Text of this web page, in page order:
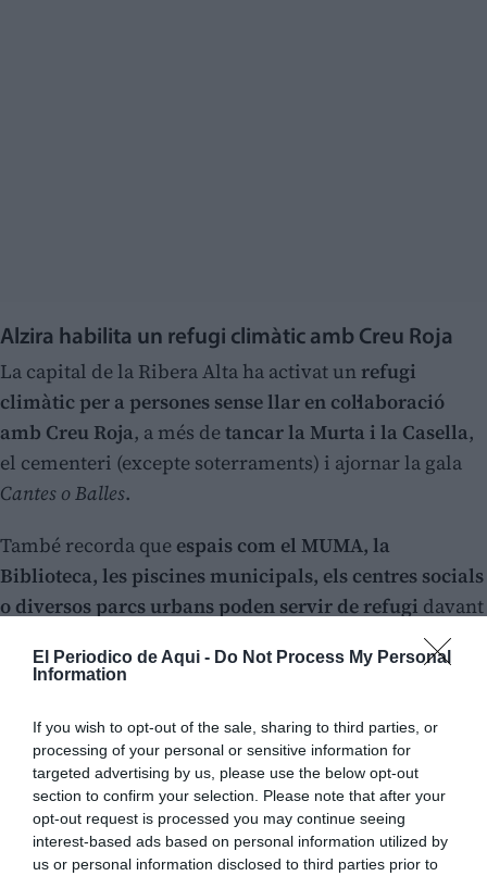
El Periodico de Aqui - Do Not Process My Personal
Information
If you wish to opt-out of the sale, sharing to third parties, or
processing of your personal or sensitive information for
targeted advertising by us, please use the below opt-out
section to confirm your selection. Please note that after your
opt-out request is processed you may continue seeing
interest-based ads based on personal information utilized by
us or personal information disclosed to third parties prior to
Alzira habilita un refugi climàtic amb Creu Roja
La capital de la Ribera Alta ha activat unrefugi
climàtic per a persones sense llar en col·laboració
amb Creu Roja, a més detancar la Murta i la Casella,
el cementeri (excepte soterraments) i ajornar la gala
Cantes o Balles.
També recorda que espais com el MUMA, la
Biblioteca, les piscines municipals, els centres socials
o diversos parcs urbans poden servir de refugi davant
Almussafes tambén han habilitatrefugis climàtics
Llar de les Persones Jubilades, laBiblioteca Pública
Municipalo alCentre Culturali al Pavello Municipa
respectivament.